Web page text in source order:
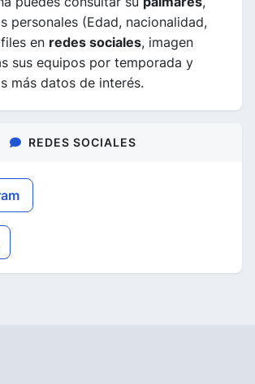
personales (Edad, nacionalidad,
en redes sociales, imagen
sus equipos por temporada y
más datos de interés.
REDES SOCIALES